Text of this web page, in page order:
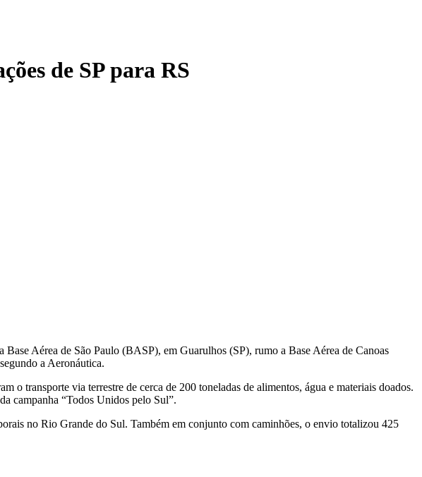
de SP para RS
Aérea de São Paulo (BASP), em Guarulhos (SP), rumo a Base Aérea de Canoas
a Aeronáutica.
transporte via terrestre de cerca de 200 toneladas de alimentos, água e materiais doados.
campanha “Todos Unidos pelo Sul”.
no Rio Grande do Sul. Também em conjunto com caminhões, o envio totalizou 425